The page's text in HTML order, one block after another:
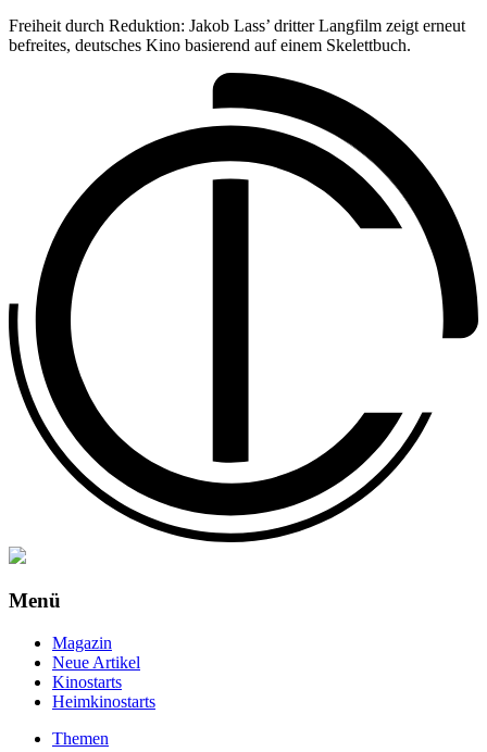
Freiheit durch Reduktion: Jakob Lass’ dritter Langfilm zeigt erneut
befreites, deutsches Kino basierend auf einem Skelettbuch.
Menü
Magazin
Neue Artikel
Kinostarts
Heimkinostarts
Themen